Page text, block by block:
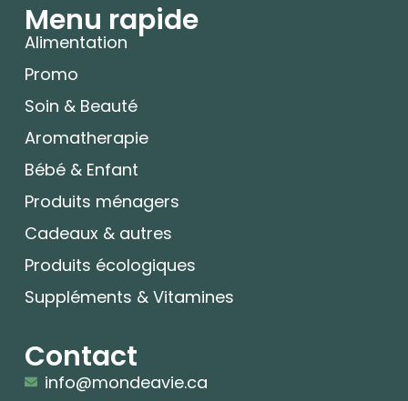
Menu rapide
Alimentation
Promo
Soin & Beauté
Aromatherapie
Bébé & Enfant
Produits ménagers
Cadeaux & autres
Produits écologiques
Suppléments & Vitamines
Contact
info@mondeavie.ca